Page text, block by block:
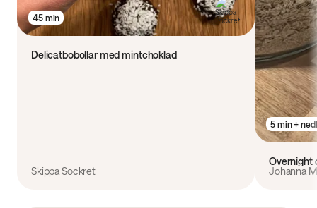
45 min
Delicatbobollar med mintchoklad
Skippa Sockret
5 min +
Overnight
Johanna